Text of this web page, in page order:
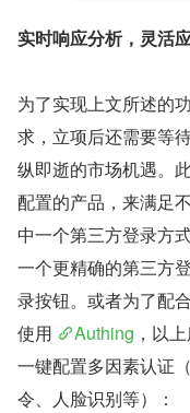
实时响应分析，灵活
为了实现上文所述的
求，立项后还需要等
纵即逝的市场机遇。
配置的产品，来满足
中一个第三方登录方
一个更精确的第三方
录按钮。或者为了配
使用
Authing ，以
一键配置多因素认证
令、人脸识别等）：